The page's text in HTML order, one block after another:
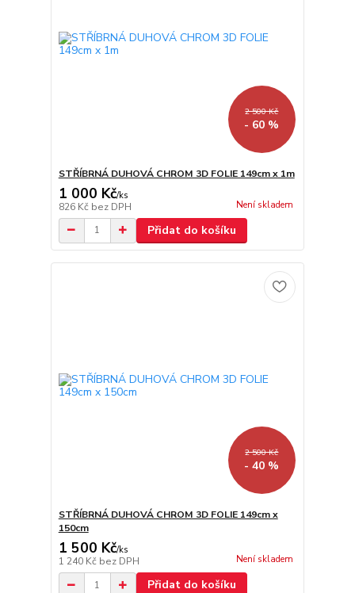
2 500 Kč
- 60 %
STŘÍBRNÁ DUHOVÁ CHROM 3D FOLIE 149cm x 1m
1 000 Kč/ks
826 Kč bez DPH Není skladem
Přidat do košíku
2 500 Kč
- 40 %
STŘÍBRNÁ DUHOVÁ CHROM 3D FOLIE 149cm x
150cm
1 500 Kč/ks
1 240 Kč bez DPH Není skladem
Přidat do košíku